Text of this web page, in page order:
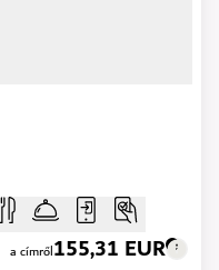
a címről155,31 EUR